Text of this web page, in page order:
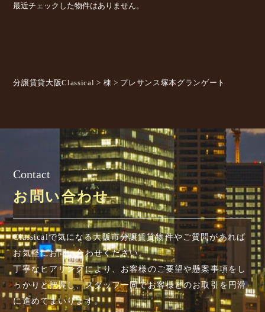
最近チェックした物件はありません。
分譲賃貸大阪Classical > 棟 > プレサンス塚本グランゲート
Contact
お問い合わせ
Classicalで気になる大阪市分譲賃貸物件やご質問があれば
お気軽にお問い合わせください。
丁寧なヒアリングにより、お客様のご要望や懸案事項を し
っかりと把握し、スタッフ一同でお客様とのお取引を円滑
に進めてまいります。